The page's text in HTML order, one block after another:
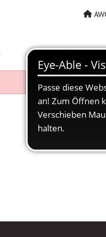
AWO als Arbeitgeber